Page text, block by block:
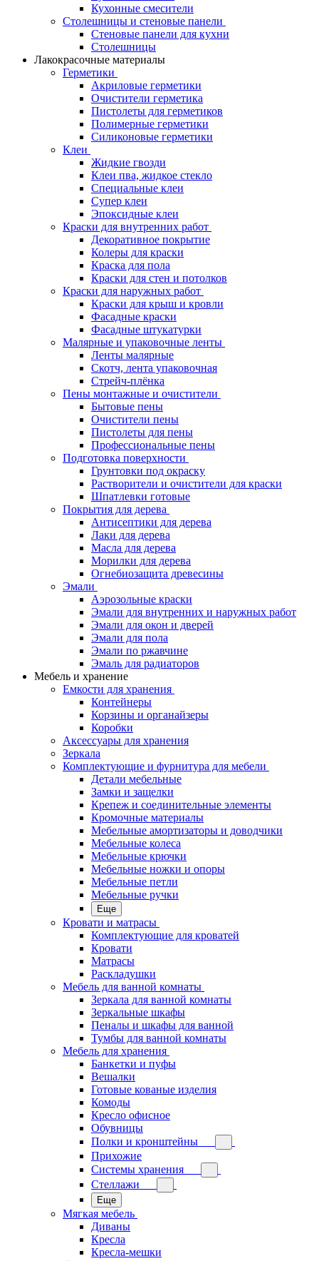
Кухонные смесители
Столешницы и стеновые панели
Стеновые панели для кухни
Столешницы
Лакокрасочные материалы
Герметики
Акриловые герметики
Очистители герметика
Пистолеты для герметиков
Полимерные герметики
Силиконовые герметики
Клеи
Жидкие гвозди
Клеи пва, жидкое стекло
Специальные клеи
Супер клеи
Эпоксидные клеи
Краски для внутренних работ
Декоративное покрытие
Колеры для краски
Краска для пола
Краски для стен и потолков
Краски для наружных работ
Краски для крыш и кровли
Фасадные краски
Фасадные штукатурки
Малярные и упаковочные ленты
Ленты малярные
Скотч, лента упаковочная
Стрейч-плёнка
Пены монтажные и очистители
Бытовые пены
Очистители пены
Пистолеты для пены
Профессиональные пены
Подготовка поверхности
Грунтовки под окраску
Растворители и очистители для краски
Шпатлевки готовые
Покрытия для дерева
Антисептики для дерева
Лаки для дерева
Масла для дерева
Морилки для дерева
Огнебиозащита древесины
Эмали
Аэрозольные краски
Эмали для внутренних и наружных работ
Эмали для окон и дверей
Эмали для пола
Эмали по ржавчине
Эмаль для радиаторов
Мебель и хранение
Емкости для хранения
Контейнеры
Корзины и органайзеры
Коробки
Аксессуары для хранения
Зеркала
Комплектующие и фурнитура для мебели
Детали мебельные
Замки и защелки
Крепеж и соединительные элементы
Кромочные материалы
Мебельные амортизаторы и доводчики
Мебельные колеса
Мебельные крючки
Мебельные ножки и опоры
Мебельные петли
Мебельные ручки
Еще
Кровати и матрасы
Комплектующие для кроватей
Кровати
Матрасы
Раскладушки
Мебель для ванной комнаты
Зеркала для ванной комнаты
Зеркальные шкафы
Пеналы и шкафы для ванной
Тумбы для ванной комнаты
Мебель для хранения
Банкетки и пуфы
Вешалки
Готовые кованые изделия
Комоды
Кресло офисное
Обувницы
Полки и кронштейны
Прихожие
Системы хранения
Стеллажи
Еще
Мягкая мебель
Диваны
Кресла
Кресла-мешки